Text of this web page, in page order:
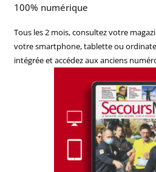
100% numérique
Tous les 2 mois, consultez votre
votre smartphone, tablette ou
intégrée et accédez aux anciens